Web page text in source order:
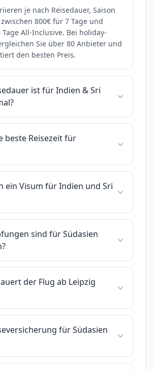
je nach Reisedauer, Saison
800€ für 7 Tage und
Tage All-Inclusive. Bei holiday-
Sie über 80 Anbieter und
den besten Preis.
ist für Indien & Sri
beste Reisezeit für
ein Visum für Indien und Sri
sind für Südasien
der Flug ab Leipzig
für Südasien